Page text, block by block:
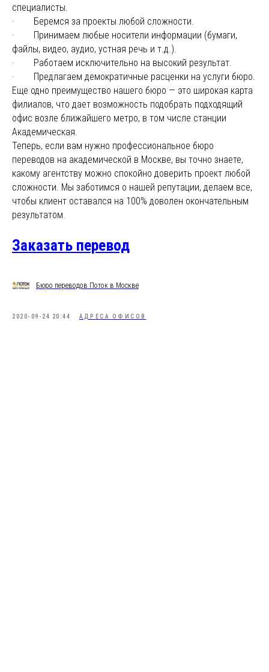
специалисты.
· Беремся за проекты любой сложности.
· Принимаем любые носители информации (бумаги,
файлы, видео, аудио, устная речь и т.д.).
· Работаем исключительно на высокий результат.
· Предлагаем демократичные расценки на услуги бюро.
Еще одно преимущество нашего бюро — это широкая карта
филиалов, что дает возможность подобрать подходящий
офис возле ближайшего метро, в том числе станции
Академическая.
Теперь, если вам нужно профессиональное бюро
переводов на академической в Москве, вы точно знаете,
какому агентству можно спокойно доверить проект любой
сложности. Мы заботимся о нашей репутации, делаем все,
чтобы клиент оставался на 100% доволен окончательным
результатом.
Заказать перевод
Бюро переводов Поток в Москве
2020-09-24 20:44 АДРЕСА ОФИСОВ